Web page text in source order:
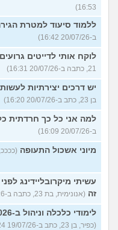
16:53)
ללמוד סיעוד למטרת
ב-20/07/26 16:42)
לוקח אותי לדייטים
21, כתבה ב-20/07/26 16:31)
יש דרכים יצירתיות
בן 23, כתב ב-20/07/26 16:20)
למה אני כל כך חרדתית
ב-20/07/26 16:09)
מיוני אשכול התעופה (ככככ, בן 18, כתב ב-
עשיתי מיקרובליידינג
זה (אנונימית, בת 23, כתבה ב-19/07/26 17:35)
לימודי כלכלה וניהול ב-2026 האם יהיה לי עתיד בזה?
(כפיר, בן 23, כתב ב-19/07/26 17:24)